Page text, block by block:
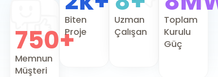
750+
Memnun
Müşteri
Biten
Proje
Uzman
Çalışan
Toplam
Kurulu
Güç